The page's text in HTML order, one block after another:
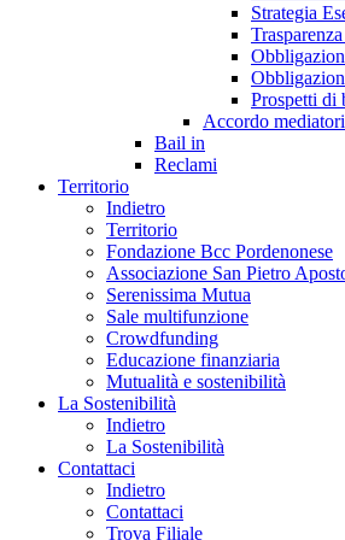
Strategia
Prospetti di
Accordo
Bail in
Reclami
Territorio
Indietro
Territorio
Fondazione Bcc Pordenonese
Associazione San Pietro
Serenissima Mutua
Sale multifunzione
Crowdfunding
Educazione finanziaria
Mutualità e sostenibilità
La Sostenibilità
Indietro
La Sostenibilità
Contattaci
Indietro
Contattaci
Trova Filiale